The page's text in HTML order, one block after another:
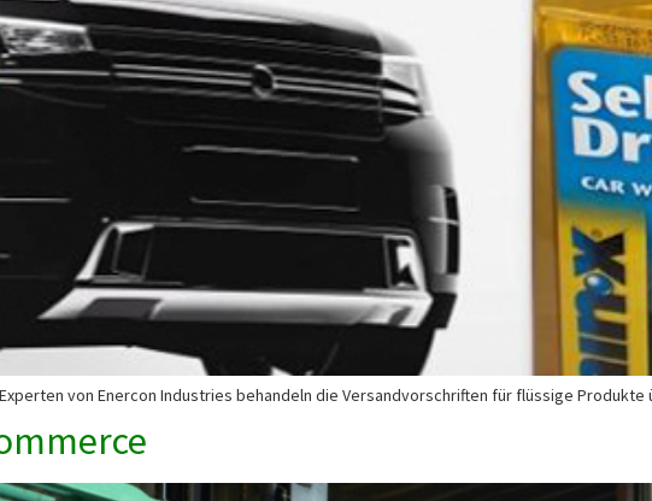
von Enercon Industries behandeln die Versandvorschriften für flüssige